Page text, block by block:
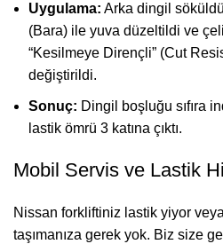
Uygulama: Arka dingil
(Bara) ile yuva düzeltildi ve
“Kesilmeye Dirençli” (Cut
değiştirildi.
Sonuç: Dingil boşluğu sıfıra
lastik ömrü 3 katına çıktı.
Mobil Servis ve Lastik
Nissan forkliftiniz lastik yiyor
taşımanıza gerek yok. Biz size